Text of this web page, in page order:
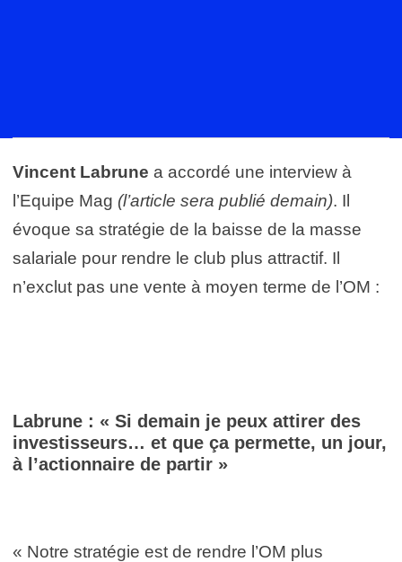
Vincent Labrune a accordé une interview à
l’Equipe Mag (l’article sera publié demain). Il
évoque sa stratégie de la baisse de la masse
salariale pour rendre le club plus attractif. Il
n’exclut pas une vente à moyen terme de l’OM :
Labrune : « Si demain je peux attirer des
investisseurs… et que ça permette, un jour,
à l’actionnaire de partir »
« Notre stratégie est de rendre l’OM plus